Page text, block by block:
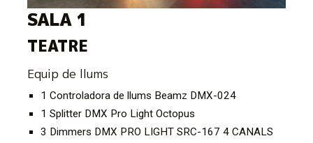
Diapositiva 2 de 4
SALA 1
TEATRE
Equip de llums
1 Controladora de llums Beamz DMX-024
1 Splitter DMX Pro Light Octopus
3 Dimmers DMX PRO LIGHT SRC-167 4 CANALS